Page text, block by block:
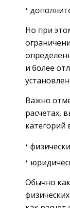
Но при
и более
Важно
расчетах,
категорий
Обычно